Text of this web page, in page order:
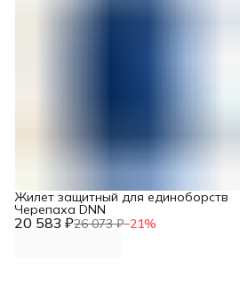
20 583 ₽26 073 ₽−21%
Жилет защитный для единоборств
Черепаха DNN